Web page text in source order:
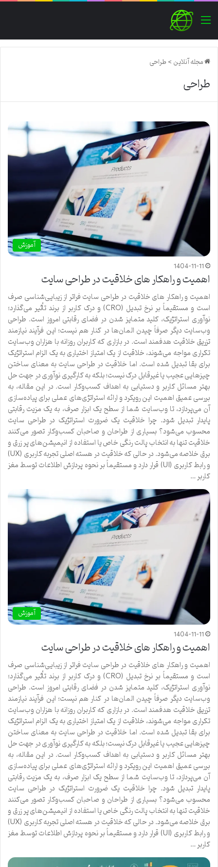
منو
مجله آنلاین>طراحی
طراحی
آموزش
1404-11-11
اهمیت و راهکار های خلاقیت در طراحی سایت
اهمیت و راهکار های خلاقیت در طراحی سایت فراتر از زیبایی‌شناسی صرف
است و مستقیماً بر نرخ تبدیل (CRO) و درک کاربر از برند تأثیر می‌گذارد؛
نوآوری استراتژیک، کلید متمایز شدن در فضای رقابتی امروز است. طراحی
وب‌سایت دیگر صرفاً چیدن المان‌ها در کنار هم نیست؛ این فرآیند نیازمند
تزریق خلاقیت هدفمند است. در بازاری که کاربران روزانه با هزاران وب‌سایت
تکراری مواجه می‌شوند، خلاقیت از یک امتیاز اختیاری به یک الزام استراتژیک
برای بقا تبدیل شده است. اما خلاقیت در طراحی سایت به معنای ساختن
چیزهایی عجیب یا غیرقابل درک نیست؛ بلکه به کارگیری نوآوری در جهت حل
بهتر مسائل کاربر و دستیابی به اهداف کسب‌وکار است. در این مقاله، به
بررسی عمیق اهمیت این رویکرد و ارائه استراتژی‌های عملی برای پیاده‌سازی
آن می‌پردازد، تا وب‌سایت شما از سطح یک ابزار صرف، به یک مزیت رقابتی
پایدار تبدیل شود. چرا خلاقیت یک ضرورت استراتژیک در طراحی سایت
محسوب می‌شود؟ بسیاری از طراحان و صاحبان کسب‌وکار تصور می‌کنند
خلاقیت تنها به انتخاب پالت رنگی خاص یا استفاده از انیمیشن‌های پر زرق و
برق خلاصه می‌شود. در حالی که خلاقیت در هسته اصلی تجربه کاربری (UX)
و رابط کاربری (UI) قرار دارد و مستقیماً بر نحوه پردازش اطلاعات توسط مغز
کاربر …
آموزش
1404-11-11
اهمیت و راهکار های خلاقیت در طراحی سایت
اهمیت و راهکار های خلاقیت در طراحی سایت فراتر از زیبایی‌شناسی صرف
است و مستقیماً بر نرخ تبدیل (CRO) و درک کاربر از برند تأثیر می‌گذارد؛
نوآوری استراتژیک، کلید متمایز شدن در فضای رقابتی امروز است. طراحی
وب‌سایت دیگر صرفاً چیدن المان‌ها در کنار هم نیست؛ این فرآیند نیازمند
تزریق خلاقیت هدفمند است. در بازاری که کاربران روزانه با هزاران وب‌سایت
تکراری مواجه می‌شوند، خلاقیت از یک امتیاز اختیاری به یک الزام استراتژیک
برای بقا تبدیل شده است. اما خلاقیت در طراحی سایت به معنای ساختن
چیزهایی عجیب یا غیرقابل درک نیست؛ بلکه به کارگیری نوآوری در جهت حل
بهتر مسائل کاربر و دستیابی به اهداف کسب‌وکار است. در این مقاله، به
بررسی عمیق اهمیت این رویکرد و ارائه استراتژی‌های عملی برای پیاده‌سازی
آن می‌پردازد، تا وب‌سایت شما از سطح یک ابزار صرف، به یک مزیت رقابتی
پایدار تبدیل شود. چرا خلاقیت یک ضرورت استراتژیک در طراحی سایت
محسوب می‌شود؟ بسیاری از طراحان و صاحبان کسب‌وکار تصور می‌کنند
خلاقیت تنها به انتخاب پالت رنگی خاص یا استفاده از انیمیشن‌های پر زرق و
برق خلاصه می‌شود. در حالی که خلاقیت در هسته اصلی تجربه کاربری (UX)
و رابط کاربری (UI) قرار دارد و مستقیماً بر نحوه پردازش اطلاعات توسط مغز
کاربر …